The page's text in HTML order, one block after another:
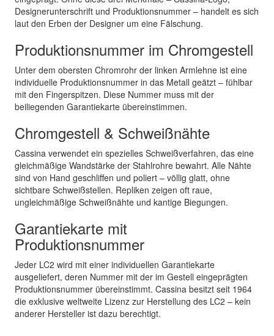
Designerunterschrift und Produktionsnummer – handelt es sich
laut den Erben der Designer um eine Fälschung.
Produktionsnummer im Chromgestell
Unter dem obersten Chromrohr der linken Armlehne ist eine
individuelle Produktionsnummer in das Metall geätzt – fühlbar
mit den Fingerspitzen. Diese Nummer muss mit der
beiliegenden Garantiekarte übereinstimmen.
Chromgestell & Schweißnähte
Cassina verwendet ein spezielles Schweißverfahren, das eine
gleichmäßige Wandstärke der Stahlrohre bewahrt. Alle Nähte
sind von Hand geschliffen und poliert – völlig glatt, ohne
sichtbare Schweißstellen. Repliken zeigen oft raue,
ungleichmäßige Schweißnähte und kantige Biegungen.
Garantiekarte mit
Produktionsnummer
Jeder LC2 wird mit einer individuellen Garantiekarte
ausgeliefert, deren Nummer mit der im Gestell eingeprägten
Produktionsnummer übereinstimmt. Cassina besitzt seit 1964
die exklusive weltweite Lizenz zur Herstellung des LC2 – kein
anderer Hersteller ist dazu berechtigt.